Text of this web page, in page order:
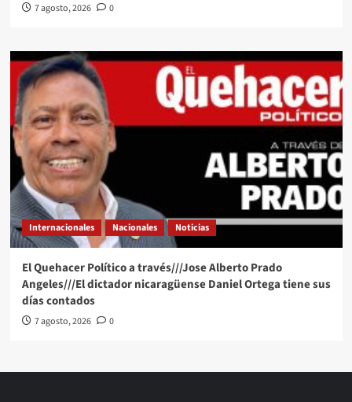
7 agosto, 2026 0
Internacionales Nacionales Noticias
El Quehacer Político a través///Jose Alberto Prado
Angeles///El dictador nicaragüense Daniel Ortega tiene sus
días contados
7 agosto, 2026 0